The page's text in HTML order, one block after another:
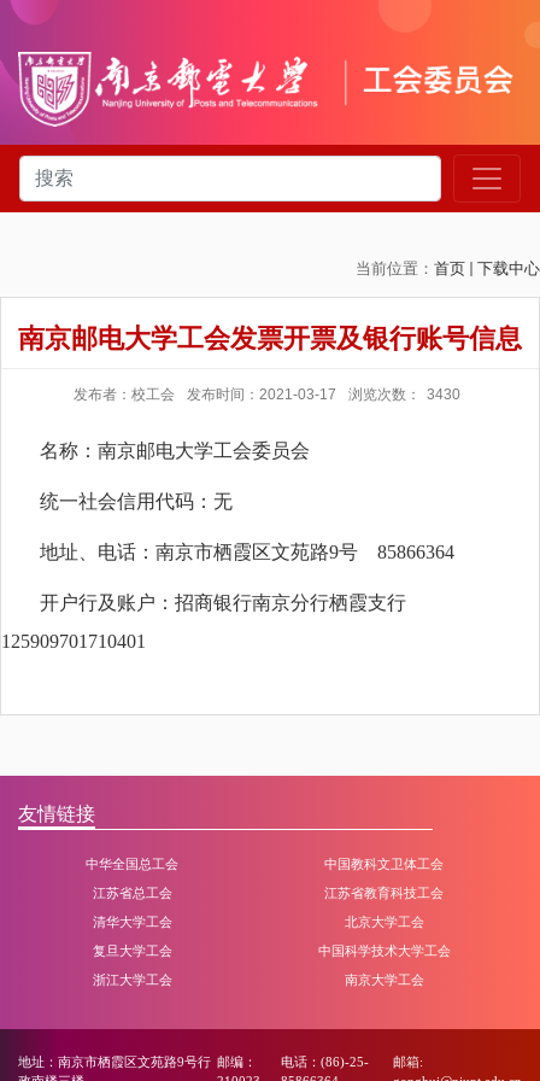
当前位置： 首页 下载中心
南京邮电大学工会发票开票及银行账号信息
发布者：校工会 发布时间：2021-03-17 浏览次数： 3430
名称：南京邮电大学工会委员会
统一社会信用代码：无
地址、电话：南京市栖霞区文苑路9号 85866364
开户行及账户：招商银行南京分行栖霞支行
125909701710401
友情链接
中华全国总工会
中国教科文卫体工会
江苏省总工会
江苏省教育科技工会
清华大学工会
北京大学工会
复旦大学工会
中国科学技术大学工会
浙江大学工会
南京大学工会
地址：南京市栖霞区文苑路9号行 邮编：
电话：(86)-25-
邮箱: